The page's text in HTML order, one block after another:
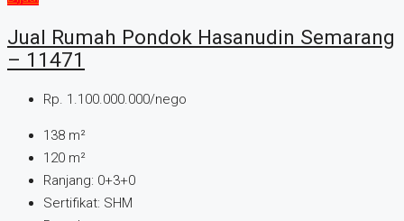
Jual Rumah Pondok Hasanudin Semarang
– 11471
Rp. 1.100.000.000/nego
138 m²
120 m²
Ranjang: 0+3+0
Sertifikat: SHM